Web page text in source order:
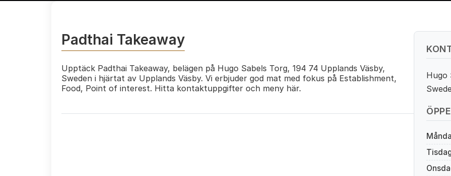
Padthai Takeaway
Upptäck Padthai Takeaway, belägen på Hugo Sabels Torg, 194 74 Upplands Väsby,
Sweden i hjärtat av Upplands Väsby. Vi erbjuder god mat med fokus på Establishment,
Food, Point of interest. Hitta kontaktuppgifter och meny här.
Hugo